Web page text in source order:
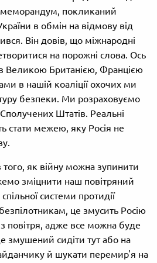
меморандум, покликаний
в обмін на відмову від
Він довів, що міжнародні
на порожні слова. Ось
Великою Британією, Францією
в нашій коаліції охочих ми
безпеки. Ми розраховуємо
Штатів. Реальні
стати межею, яку Росія не
того, як війну можна зупинити
зміцнити наш повітряний
системи протидії
це змусить Росію
повітря, адже все можна буде
змушений сидіти тут або на
й шукати перемир'я на